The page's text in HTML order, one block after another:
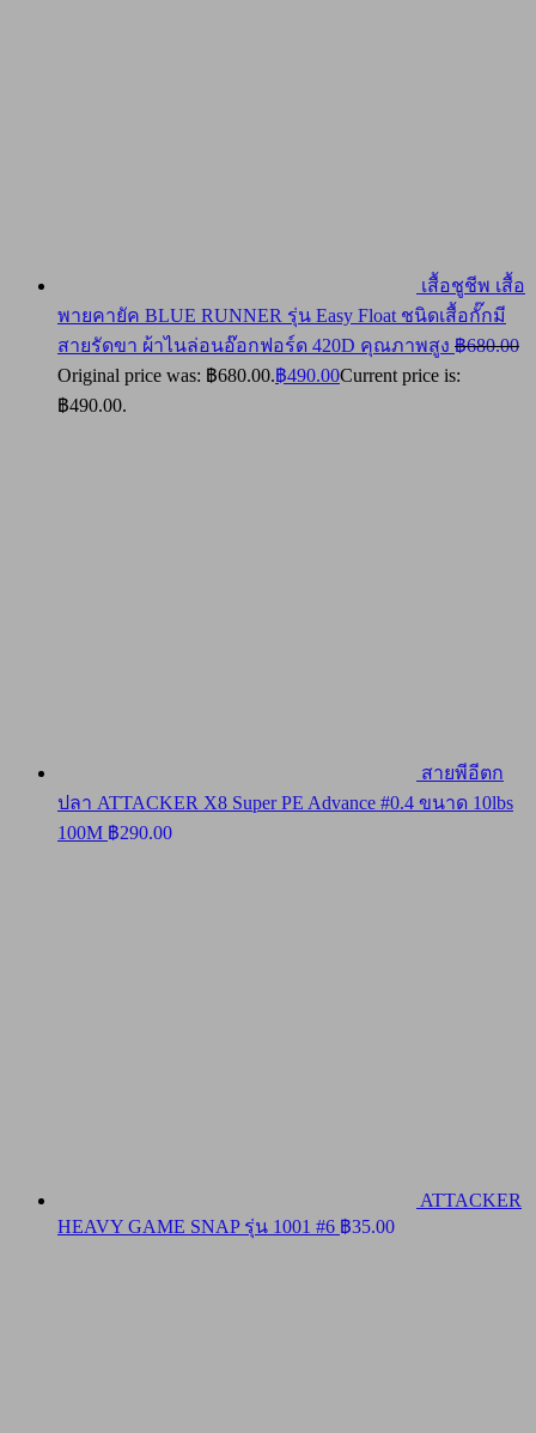
เสื้อชูชีพ เสื้อ
พายคายัค BLUE RUNNER รุ่น Easy Float ชนิดเสื้อกั๊กมี
สายรัดขา ผ้าไนล่อนอ๊อกฟอร์ด 420D คุณภาพสูง ฿680.00
Original price was: ฿680.00.฿490.00Current price is:
฿490.00.
สายพีอีตก
ปลา ATTACKER X8 Super PE Advance #0.4 ขนาด 10lbs
100M ฿290.00
ATTACKER
HEAVY GAME SNAP รุ่น 1001 #6 ฿35.00